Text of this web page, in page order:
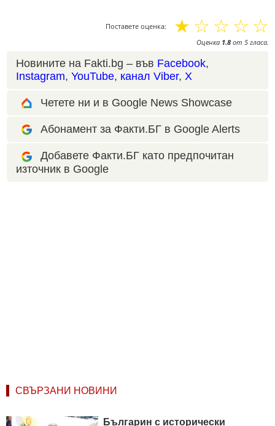
Поставете оценка: ☆
☆
☆
☆
☆
Оценка 1.8 от 5 гласа.
Новините на Fakti.bg – във Facebook,
Instagram, YouTube, канал Viber, X
Четете ни и в Google News Showcase
Абонамент за Факти.БГ в Google Alerts
Добавете Факти.БГ като предпочитан
източник в Google
СВЪРЗАНИ НОВИНИ
Българин с исторически